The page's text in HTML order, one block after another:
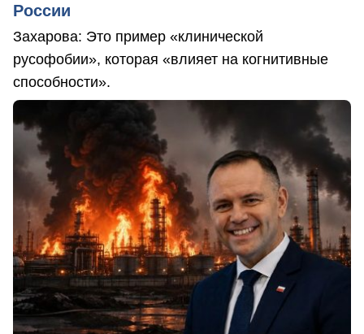
России
Захарова: Это пример «клинической
русофобии», которая «влияет на когнитивные
способности».